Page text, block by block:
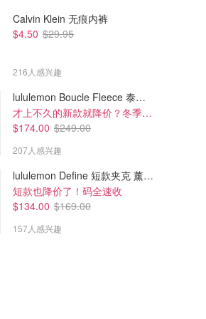
Calvin Klein 无痕内裤
$4.50 $29.95
216人感兴趣
lululemon Boucle Fleece 泰迪外套
才上不久的新款就降价？冬季必备
$174.00 $249.00
207人感兴趣
lululemon Define 短款夹克 薰衣草紫
短款也降价了！码全速收
$134.00 $169.00
157人感兴趣